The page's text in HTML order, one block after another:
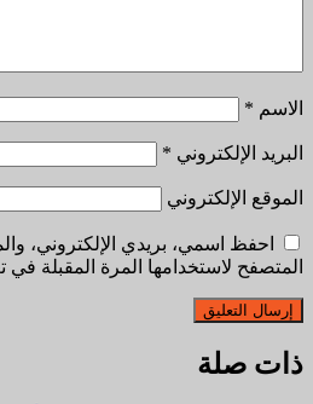
الاسم *
البريد الإلكتروني *
الموقع الإلكتروني
احفظ اسمي، بريدي الإلكتروني،
المتصفح لاستخدامها المرة المقبلة في
ذات صلة